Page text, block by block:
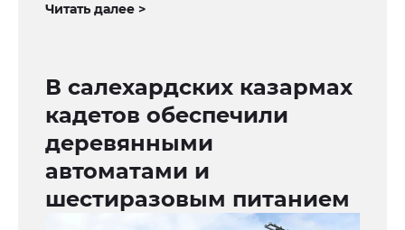
Читать далее >
В салехардских казармах
кадетов обеспечили
деревянными
автоматами и
шестиразовым питанием